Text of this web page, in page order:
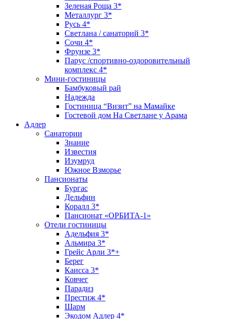
Зеленая Роща 3*
Металлург 3*
Русь 4*
Светлана / санаторий 3*
Сочи 4*
Фрунзе 3*
Парус /спортивно-оздоровительный
комплекс 4*
Мини-гостиницы
Бамбуковый рай
Надежда
Гостиница “Визит” на Мамайке
Гостевой дом На Светлане у Арама
Адлер
Санатории
Знание
Известия
Изумруд
Южное Взморье
Пансионаты
Бургас
Дельфин
Коралл 3*
Пансионат «ОРБИТА-1»
Отели гостиницы
Адельфия 3*
Альмира 3*
Грейс Арли 3*+
Берег
Каисса 3*
Ковчег
Парадиз
Престиж 4*
Шарм
Экодом Адлер 4*